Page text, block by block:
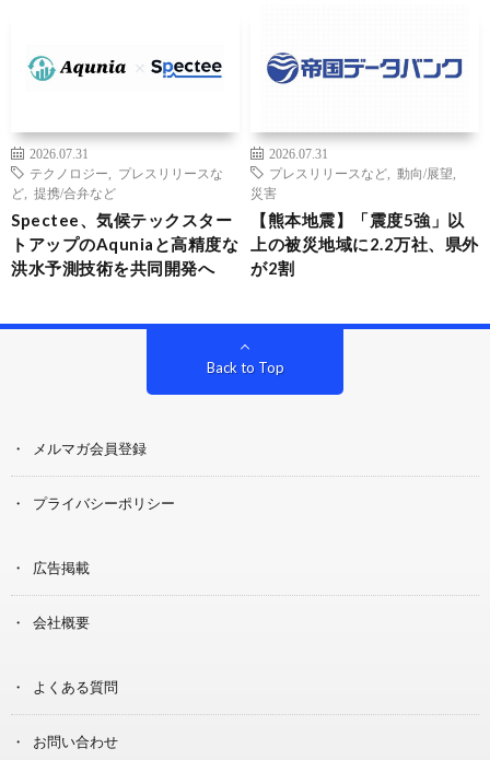
2026.07.31
テクノロジー
プレスリリースな
ど
提携/合弁など
Spectee、気候テックスター
トアップのAquniaと高精度な
洪水予測技術を共同開発へ
2026.07.31
プレスリリースなど
動向/展望
災害
【熊本地震】「震度5強」以
上の被災地域に2.2万社、県外
が2割
Back to Top
メルマガ会員登録
プライバシーポリシー
広告掲載
会社概要
よくある質問
お問い合わせ